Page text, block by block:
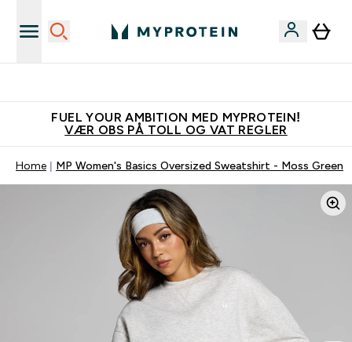
FUEL YOUR AMBITION MED MYPROTEIN!
VÆR OBS PÅ TOLL OG VAT REGLER
Home MP Women's Basics Oversized Sweatshirt - Moss Green